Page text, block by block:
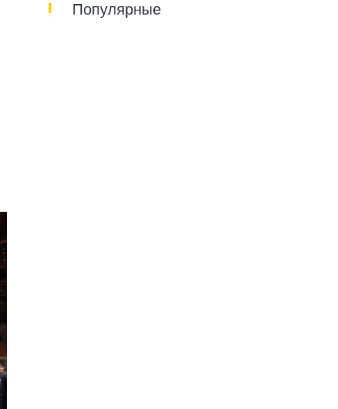
Популярные